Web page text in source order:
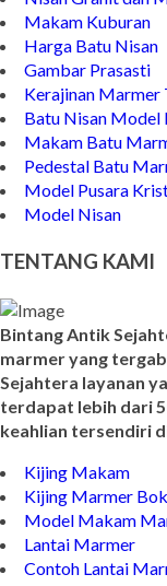
Makam Kuburan
Harga Batu Nisan
Gambar Prasasti
Kerajinan Marmer
Batu Nisan Model
Makam Batu
Pedestal Batu
Model Pusara
Model Nisan
TENTANG KAMI
Bintang Antik
marmer yang
Sejahtera layanan
terdapat lebih dari
keahlian tersendiri
Kijing Makam
Kijing Marmer
Model Makam
Lantai Marmer
Contoh Lantai